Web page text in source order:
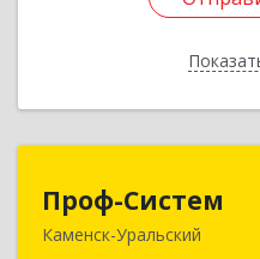
Проф-Систем
Каменск-Уральский
623406,